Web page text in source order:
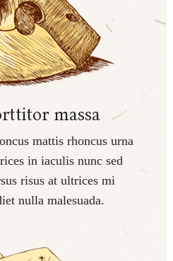
massa
mattis rhoncus urna
in iaculis nunc sed
risus at ultrices mi
nulla malesuada.